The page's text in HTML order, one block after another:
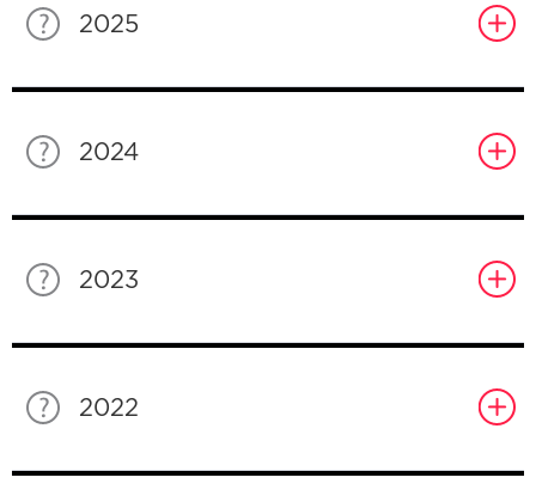
2025
2024
2023
2022